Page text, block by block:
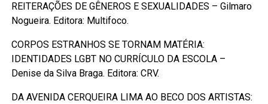
REITERAÇÕES DE GÊNEROS E SEXUALIDADES – Gilmaro
Nogueira. Editora: Multifoco.
CORPOS ESTRANHOS SE TORNAM MATÉRIA:
IDENTIDADES LGBT NO CURRÍCULO DA ESCOLA –
Denise da Silva Braga. Editora: CRV.
DA AVENIDA CERQUEIRA LIMA AO BECO DOS ARTISTAS: